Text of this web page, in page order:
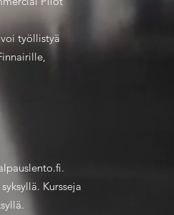
työllistyä
Kursseja